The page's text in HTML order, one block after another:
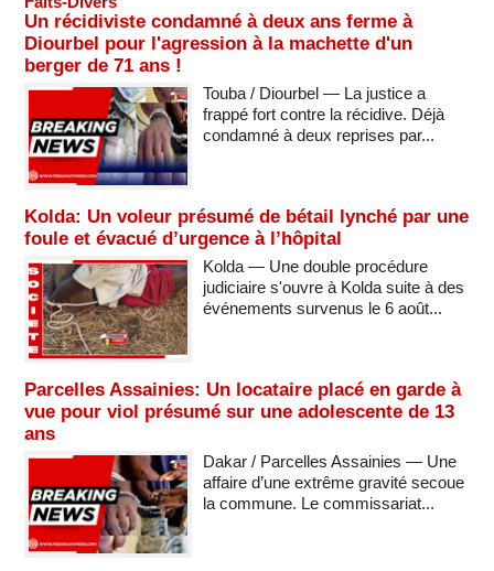
Un récidiviste condamné à deux ans ferme à
Diourbel pour l'agression à la machette d'un
berger de 71 ans !
Touba / Diourbel — La justice a
frappé fort contre la récidive. Déjà
condamné à deux reprises par...
Kolda: Un voleur présumé de bétail lynché par une
foule et évacué d’urgence à l’hôpital
Kolda — Une double procédure
judiciaire s'ouvre à Kolda suite à des
événements survenus le 6 août...
Parcelles Assainies: Un locataire placé en garde à
vue pour viol présumé sur une adolescente de 13
ans
Dakar / Parcelles Assainies — Une
affaire d’une extrême gravité secoue
la commune. Le commissariat...